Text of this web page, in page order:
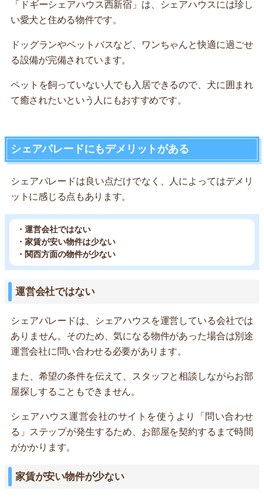
「ドギーシェアハウス西新宿」は、シェアハウスには珍し
い愛犬と住める物件です。
ドッグランやペットバスなど、ワンちゃんと快適に過ごせ
る設備が完備されています。
ペットを飼っていない人でも入居できるので、犬に囲まれ
て癒されたいという人にもおすすめです。
シェアパレードにもデメリットがある
シェアパレードは良い点だけでなく、人によってはデメリ
ットに感じる点もあります。
・運営会社ではない
・家賃が安い物件は少ない
・関西方面の物件が少ない
運営会社ではない
シェアパレードは、シェアハウスを運営している会社では
ありません。そのため、気になる物件があった場合は別途
運営会社に問い合わせる必要があります。
また、希望の条件を伝えて、スタッフと相談しながらお部
屋探しすることもできません。
シェアハウス運営会社のサイトを使うより「問い合わせ
る」ステップが発生するため、お部屋を契約するまで時間
がかかります。
家賃が安い物件が少ない